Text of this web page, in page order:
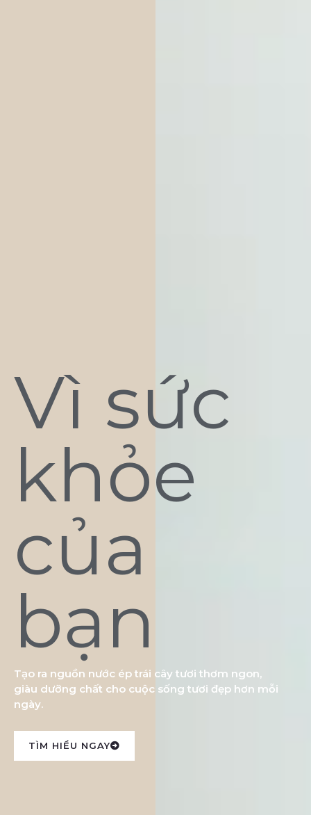
Vì sức
khỏe
của
bạn
Tạo ra nguồn nước ép trái cây tươi thơm ngon,
giàu dưỡng chất cho cuộc sống tươi đẹp hơn mỗi
ngày.
TÌM HIỂU NGAY